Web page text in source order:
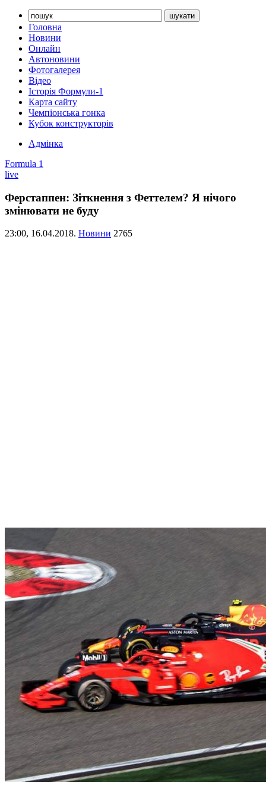
Головна
Новини
Онлайн
Автоновини
Фотогалерея
Відео
Історія Формули-1
Карта сайту
Чемпіонська гонка
Кубок конструкторів
Адмінка
Formula 1
live
Ферстаппен: Зіткнення з Феттелем? Я нічого
змінювати не буду
23:00, 16.04.2018. Новини 2765